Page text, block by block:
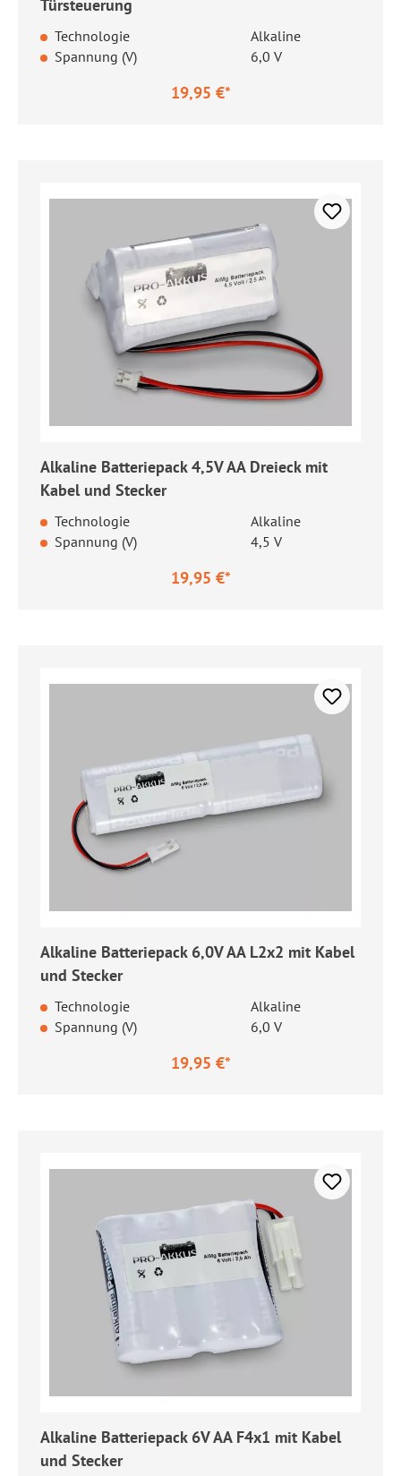
Türsteuerung
Technologie
Alkaline
Spannung (V)
6,0 V
19,95 €*
Alkaline Batteriepack 4,5V AA Dreieck mit
Kabel und Stecker
Technologie
Alkaline
Spannung (V)
4,5 V
19,95 €*
Alkaline Batteriepack 6,0V AA L2x2 mit Kabel
und Stecker
Technologie
Alkaline
Spannung (V)
6,0 V
19,95 €*
Alkaline Batteriepack 6V AA F4x1 mit Kabel
und Stecker